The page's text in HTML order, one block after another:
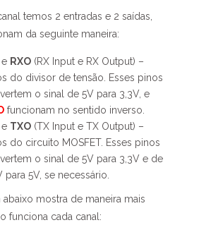
temos 2 entradas e 2 saídas,
da seguinte maneira:
e RXO (RX Input e RX Output) –
do divisor de tensão. Esses pinos
o sinal de 5V para 3,3V, e
funcionam no sentido inverso.
e TXO (TX Input e TX Output) –
do circuito MOSFET. Esses pinos
o sinal de 5V para 3,3V e de
para 5V, se necessário.
mostra de maneira mais
funciona cada canal: